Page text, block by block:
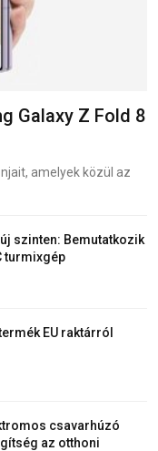
Galaxy Z Fold 8
amelyek közül az
szinten: Bemutatkozik
turmixgép
EU raktárról
csavarhúzó
az otthoni